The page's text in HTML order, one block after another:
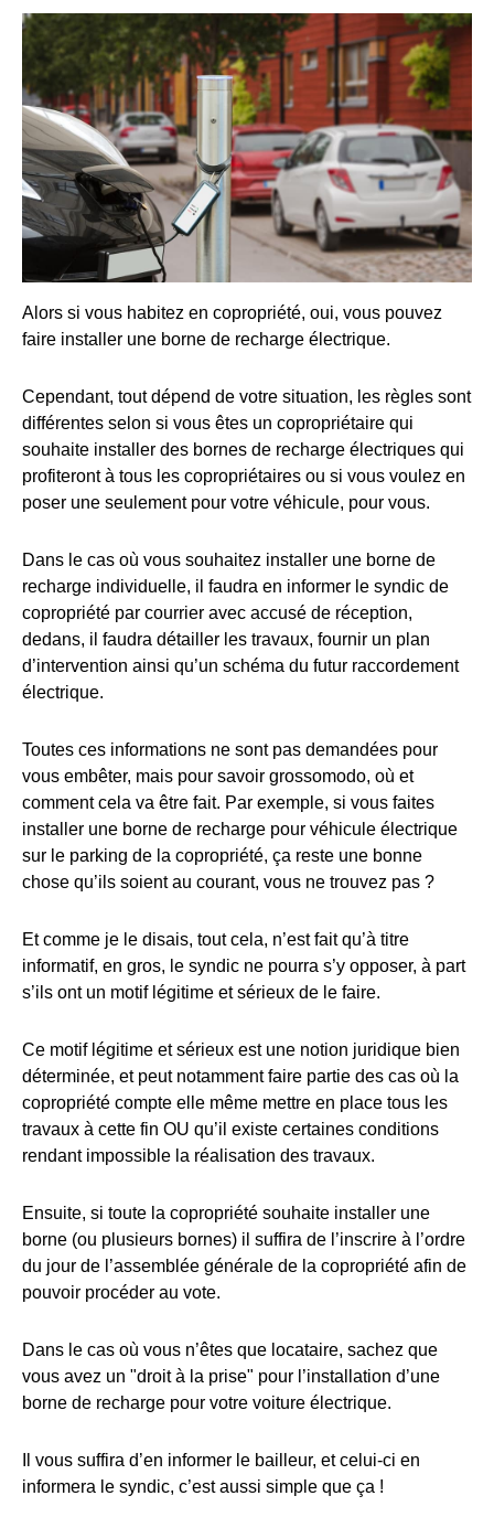
Alors si vous habitez en copropriété, oui, vous pouvez
faire installer une borne de recharge électrique.
Cependant, tout dépend de votre situation, les règles sont
différentes selon si vous êtes un copropriétaire qui
souhaite installer des bornes de recharge électriques qui
profiteront à tous les copropriétaires ou si vous voulez en
poser une seulement pour votre véhicule, pour vous.
Dans le cas où vous souhaitez installer une borne de
recharge individuelle, il faudra en informer le syndic de
copropriété par courrier avec accusé de réception,
dedans, il faudra détailler les travaux, fournir un plan
d’intervention ainsi qu’un schéma du futur raccordement
électrique.
Toutes ces informations ne sont pas demandées pour
vous embêter, mais pour savoir grossomodo, où et
comment cela va être fait. Par exemple, si vous faites
installer une borne de recharge pour véhicule électrique
sur le parking de la copropriété, ça reste une bonne
chose qu’ils soient au courant, vous ne trouvez pas ?
Et comme je le disais, tout cela, n’est fait qu’à titre
informatif, en gros, le syndic ne pourra s’y opposer, à part
s’ils ont un motif légitime et sérieux de le faire.
Ce motif légitime et sérieux est une notion juridique bien
déterminée, et peut notamment faire partie des cas où la
copropriété compte elle même mettre en place tous les
travaux à cette fin OU qu’il existe certaines conditions
rendant impossible la réalisation des travaux.
Ensuite, si toute la copropriété souhaite installer une
borne (ou plusieurs bornes) il suffira de l’inscrire à l’ordre
du jour de l’assemblée générale de la copropriété afin de
pouvoir procéder au vote.
Dans le cas où vous n’êtes que locataire, sachez que
vous avez un "droit à la prise" pour l’installation d’une
borne de recharge pour votre voiture électrique.
Il vous suffira d’en informer le bailleur, et celui-ci en
informera le syndic, c’est aussi simple que ça !